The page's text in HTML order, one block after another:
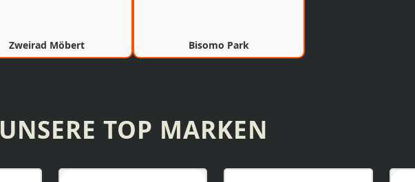
Zweirad Möbert Bisomo Park
UNSERE TOP MARKEN